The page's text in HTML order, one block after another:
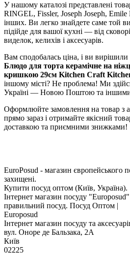
У нашому каталозі представлені
RINGEL, Fissler, Joseph Joseph, Emile
інших. Ви легко знайдете саме той
підійде для вашої кухні — від
виделок, келихів і аксесуарів.
Вам сподобалась ціна, і ви
Блюдо для торта керамічне на
кришкою 29см Kitchen Craft
іншому місті? Не проблема! Ми
Україні — Новою Поштою та іншими
Оформлюйте замовлення на товар з
прямо зараз і отримайте якісний
доставкою та приємними знижками!
EuroPosud - магазин європейського
захищені.
Купити посуд оптом (Київ, Україна).
Інтернет магазин посуду
правильний посуд. Посуд Оптом |
Europosud
Інтернет магазин посуду та
вул. Оноре де Бальзака, 2А
Київ
02225